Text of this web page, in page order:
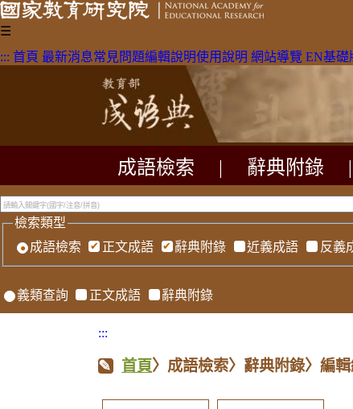
☰
::: 首頁 最新消息常見問題編輯說明使用說明 網站導覽 EN基礎
成語檢索 辭典附錄
檢索類型
成語檢索
正文成語 辭典附錄 近義成語 反義
義類查詢 正文成語 辭典附錄
:::
首頁〉成語檢索〉辭典附錄〉編輯